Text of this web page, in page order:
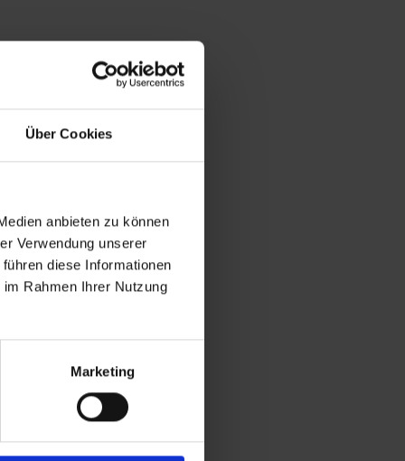
Über Cookies
anbieten zu können
Verwendung unserer
diese Informationen
Rahmen Ihrer Nutzung
Marketing